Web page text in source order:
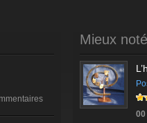
Mieux
00